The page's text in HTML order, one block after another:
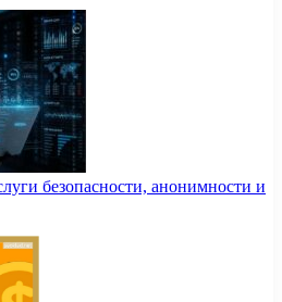
безопасности, анонимности и